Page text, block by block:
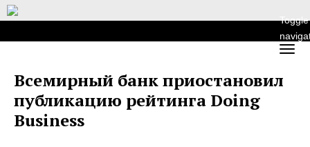
Toggle
Всемирный банк приостановил
публикацию рейтинга Doing
Business